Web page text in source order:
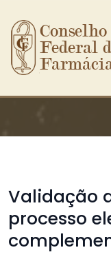
Ir para o
Conselho
Federal
Validação
processo